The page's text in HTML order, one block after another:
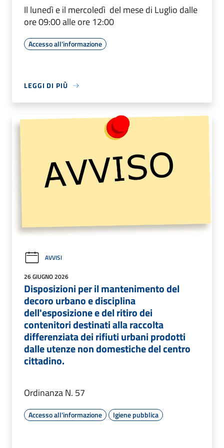
Il lunedì e il mercoledì del mese di Luglio dalle
ore 09:00 alle ore 12:00
Accesso all'informazione
LEGGI DI PIÙ
AVVISI
26 GIUGNO 2026
Disposizioni per il mantenimento del
decoro urbano e disciplina
dell'esposizione e del ritiro dei
contenitori destinati alla raccolta
differenziata dei rifiuti urbani prodotti
dalle utenze non domestiche del centro
cittadino.
Ordinanza N. 57
Accesso all'informazione Igiene pubblica